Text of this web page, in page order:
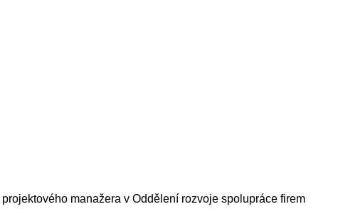
manažera v Oddělení rozvoje spolupráce firem